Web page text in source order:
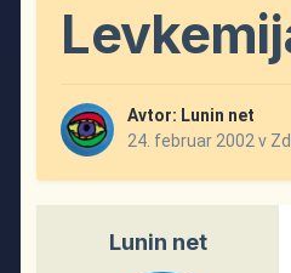
Avtor: Lunin net
24. februar 2002 v
Lunin net